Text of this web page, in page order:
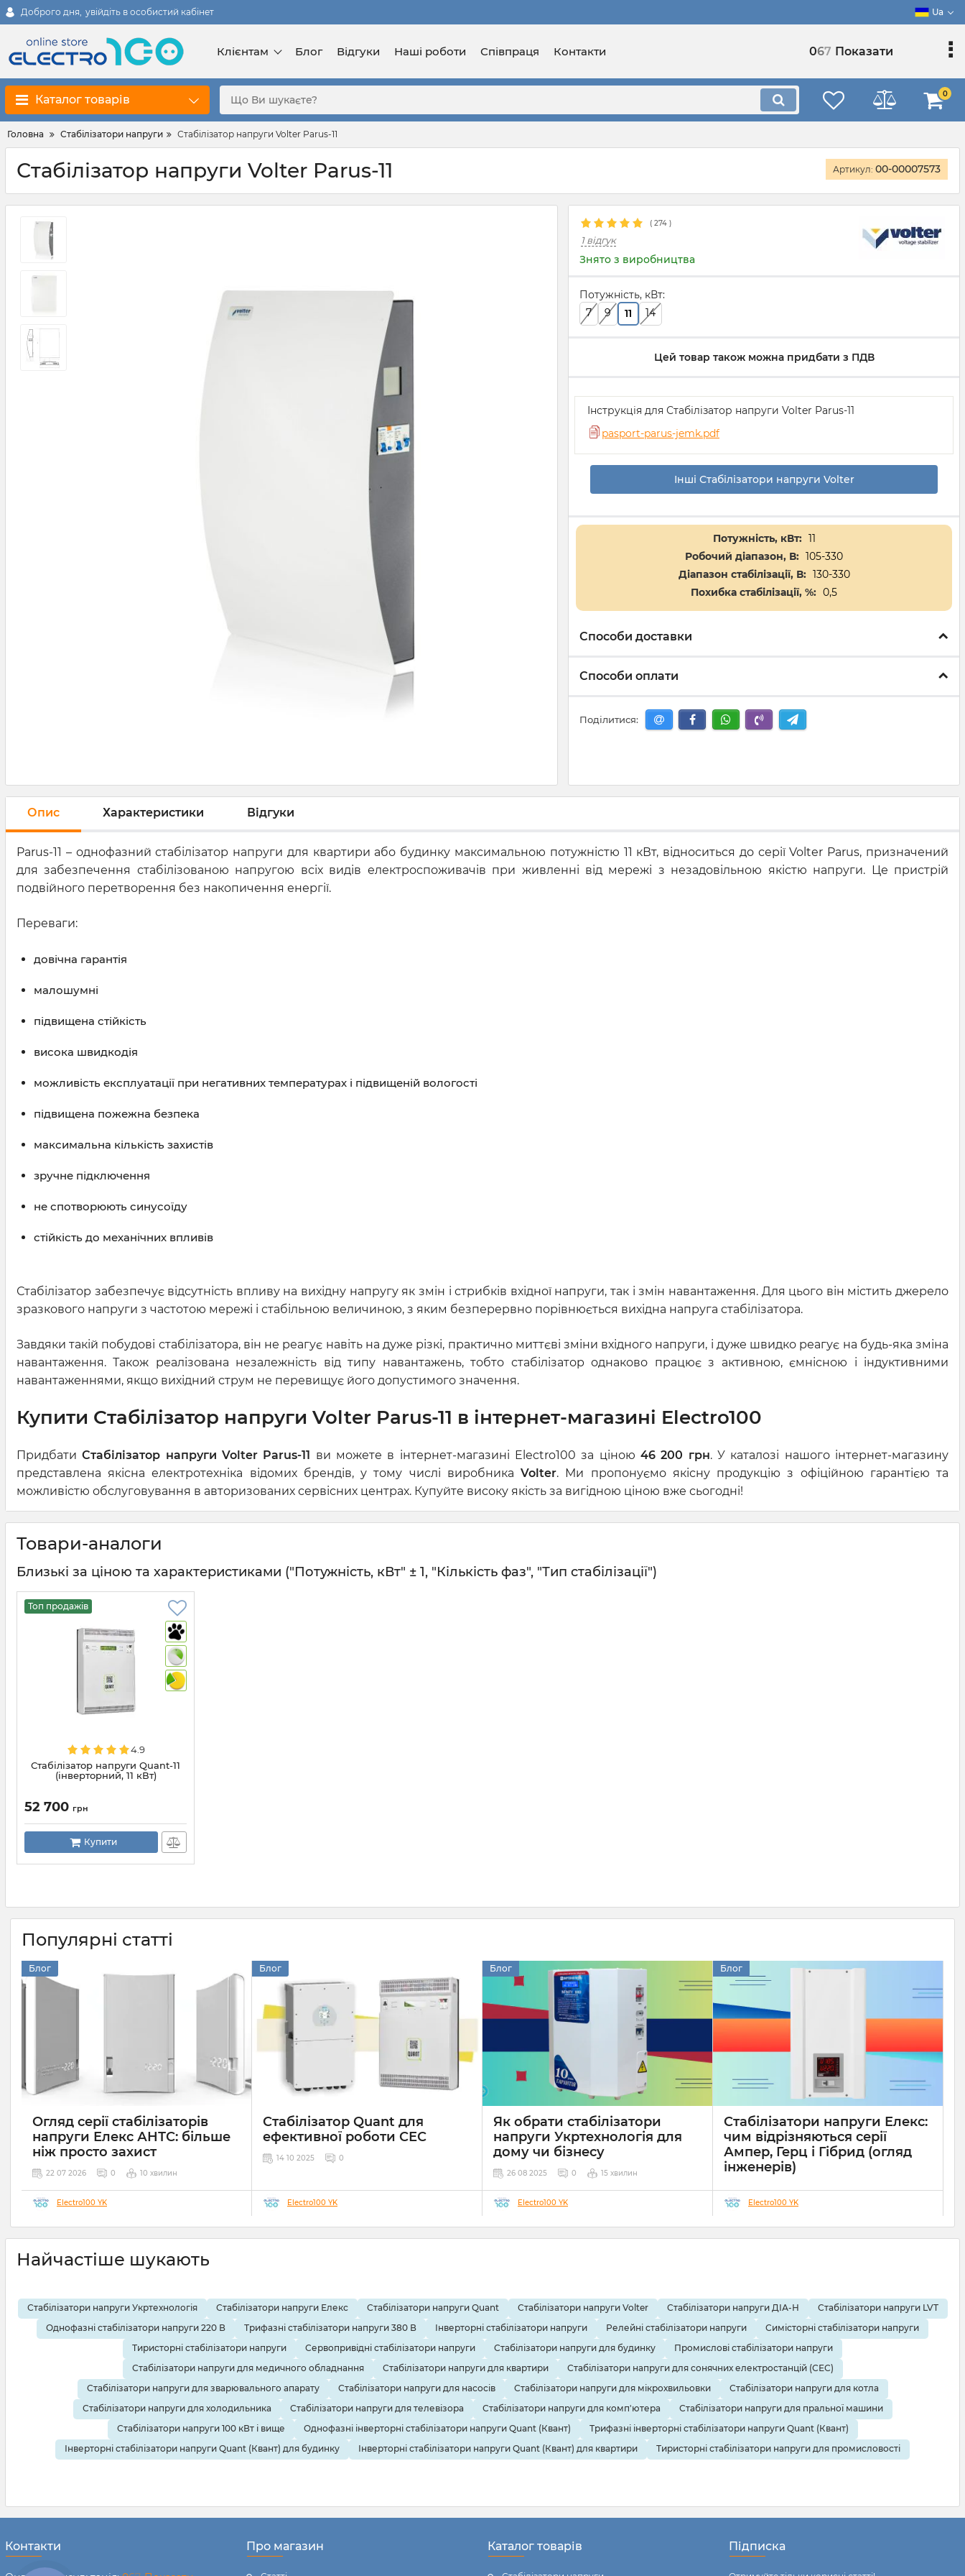
Доброго дня, увійдіть в особистий кабінет Ua
Клієнтам Блог Відгуки Наші роботи Співпраця Контакти 067 Показати
Каталог товарів 0
Головна Стабілізатори напруги Стабілізатор напруги Volter Parus-11
Стабілізатор напруги Volter Parus-11 Артикул: 00-00007573
( 274 )
1 відгук
Знято з виробництва
Потужність, кВт:
7
9 11 14
Цей товар також можна придбати з ПДВ
Інструкція для Стабілізатор напруги Volter Parus-11
pasport-parus-jemk.pdf
Інші Стабілізатори напруги Volter
Потужність, кВт: 11
Робочий діапазон, В: 105-330
Діапазон стабілізації, В: 130-330
Похибка стабілізації, %: 0,5
Способи доставки
Способи оплати
Поділитися:
Опис Характеристики Відгуки
Parus-11 – однофазний стабілізатор напруги для квартири або будинку максимальною потужністю 11 кВт, відноситься до серії Volter Parus, призначений
для забезпечення стабілізованою напругою всіх видів електроспоживачів при живленні від мережі з незадовільною якістю напруги. Це пристрій
подвійного перетворення без накопичення енергії.
Переваги:
довічна гарантія
малошумні
підвищена стійкість
висока швидкодія
можливість експлуатації при негативних температурах і підвищеній вологості
підвищена пожежна безпека
максимальна кількість захистів
зручне підключення
не спотворюють синусоїду
стійкість до механічних впливів
Стабілізатор забезпечує відсутність впливу на вихідну напругу як змін і стрибків вхідної напруги, так і змін навантаження. Для цього він містить джерело
зразкового напруги з частотою мережі і стабільною величиною, з яким безперервно порівнюється вихідна напруга стабілізатора.
Завдяки такій побудові стабілізатора, він не реагує навіть на дуже різкі, практично миттєві зміни вхідного напруги, і дуже швидко реагує на будь-яка зміна
навантаження. Також реалізована незалежність від типу навантажень, тобто стабілізатор однаково працює з активною, ємнісною і індуктивними
навантаженнями, якщо вихідний струм не перевищує його допустимого значення.
Купити Стабілізатор напруги Volter Parus-11 в інтернет-магазині Electro100
ПридбатиСтабілізатор напруги Volter Parus-11 ви можете в інтернет-магазині Electro100 за ціною46 200 грн. У каталозі нашого інтернет-магазину
представлена якісна електротехніка відомих брендів, у тому числі виробникаVolter. Ми пропонуємо якісну продукцію з офіційною гарантією та
можливістю обслуговування в авторизованих сервісних центрах. Купуйте високу якість за вигідною ціною вже сьогодні!
Товари-аналоги
Близькі за ціною та характеристиками ("Потужність, кВт" ± 1, "Кількість фаз", "Тип стабілізації")
Топ продажів
4.9
Стабілізатор напруги Quant-11
(інверторний, 11 кВт)
52 700 грн
Купити
Популярні статті
Блог
Огляд серії стабілізаторів
напруги Елекс АНТС: більше
ніж просто захист
22 07 2026 0 10 хвилин
Electro100 YK
Блог
Стабілізатор Quant для
ефективної роботи СЕС
14 10 2025 0
Electro100 YK
Блог
Як обрати стабілізатори
напруги Укртехнологія для
дому чи бізнесу
26 08 2025 0 15 хвилин
Electro100 YK
Блог
Стабілізатори напруги Елекс:
чим відрізняються серії
Ампер, Герц і Гібрид (огляд
інженерів)
19 08 2025 0
10 хвилин
Electro100 YK
Найчастіше шукають
Стабілізатори напруги Укртехнологія Стабілізатори напруги Елекс Стабілізатори напруги Quant Стабілізатори напруги Volter Стабілізатори напруги ДІА-Н
Стабілізатори напруги LVT
Однофазні стабілізатори напруги 220 В
Трифазні стабілізатори напруги 380 В Інверторні стабілізатори напруги Релейні стабілізатори напруги
Симісторні стабілізатори напруги
Тиристорні стабілізатори напруги
Сервопривідні стабілізатори напруги Стабілізатори напруги для будинку
Промислові стабілізатори напруги
Стабілізатори напруги для медичного обладнання
Стабілізатори напруги для квартири
Стабілізатори напруги для сонячних електростанцій (СЕС)
Стабілізатори напруги для зварювального апарату
Стабілізатори напруги для насосів Стабілізатори напруги для мікрохвильовки
Стабілізатори напруги для котла
Стабілізатори напруги для холодильника
Стабілізатори напруги для телевізора Стабілізатори напруги для комп'ютера
Стабілізатори напруги для пральної машини
Стабілізатори напруги 100 кВт і вище
Однофазні інверторні стабілізатори напруги Quant (Квант)
Трифазні інверторні стабілізатори напруги Quant (Квант)
Інверторні стабілізатори напруги Quant (Квант) для будинку
Інверторні стабілізатори напруги Quant (Квант) для квартири Тиристорні стабілізатори напруги для промисловості
Контакти Про магазин Каталог товарів Підписка